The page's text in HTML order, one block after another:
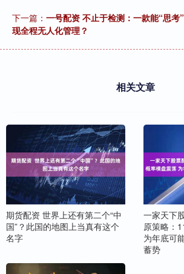
下一篇： 一号配资 不止于检测：一款能“思考
现全程无人化管理？
相关文章
期货配资 世界上还有第二个“中
国”？此国的地图上当真有这个
名字
一家天下
原策略：
为年底可
蓄势